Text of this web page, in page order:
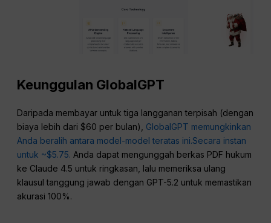
Keunggulan GlobalGPT
Daripada membayar untuk tiga langganan terpisah (dengan
biaya lebih dari $60 per bulan), GlobalGPT memungkinkan
Anda beralih antara model-model teratas ini.Secara instan
untuk ~$5.75. Anda dapat mengunggah berkas PDF hukum
ke Claude 4.5 untuk ringkasan, lalu memeriksa ulang
klausul tanggung jawab dengan GPT-5.2 untuk memastikan
akurasi 100%.